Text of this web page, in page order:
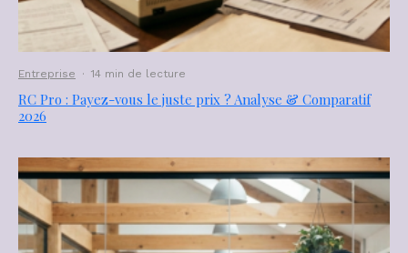
Entreprise · 14 min de lecture
RC Pro : Payez-vous le juste prix ? Analyse & Comparatif
2026